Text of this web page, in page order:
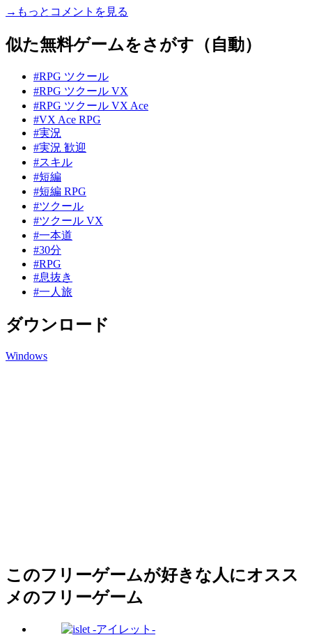
→もっとコメントを見る
似た無料ゲームをさがす（自動）
#RPG ツクール
#RPG ツクール VX
#RPG ツクール VX Ace
#VX Ace RPG
#実況
#実況 歓迎
#スキル
#短編
#短編 RPG
#ツクール
#ツクール VX
#一本道
#30分
#RPG
#息抜き
#一人旅
ダウンロード
Windows
このフリーゲームが好きな人にオスス
メのフリーゲーム